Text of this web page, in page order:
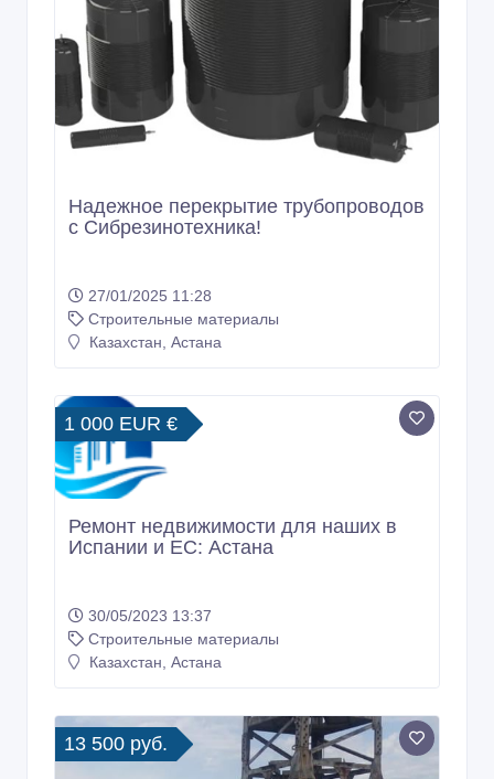
Надежное перекрытие трубопроводов
с Сибрезинотехника!
27/01/2025 11:28
Строительные материалы
Казахстан, Астана
1 000 EUR €
Ремонт недвижимости для наших в
Испании и ЕС: Астана
30/05/2023 13:37
Строительные материалы
Казахстан, Астана
13 500 руб.